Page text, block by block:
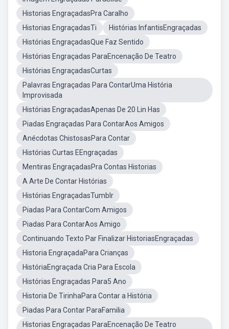
Historias EngraçadasPra Caralho
Historias EngraçadasTi
Histórias InfantisEngraçadas
Histórias EngraçadasQue Faz Sentido
Histórias Engraçadas ParaEncenação De Teatro
Histórias EngraçadasCurtas
Palavras Engraçadas Para ContarUma História
Improvisada
Histórias EngraçadasApenas De 20 Lin Has
Piadas Engraçadas Para ContarAos Amigos
Anécdotas ChistosasPara Contar
Histórias Curtas EEngraçadas
Mentiras EngraçadasPra Contas Historias
A Arte De Contar Histórias
Histórias EngraçadasTumblr
Piadas Para ContarCom Amigos
Piadas Para ContarAos Amigo
Continuando Texto Par Finalizar HistoriasEngraçadas
Historia EngraçadaPara Crianças
HistóriaEngraçada Cria Para Escola
Histórias Engraçadas Para5 Ano
Historia De TirinhaPara Contar a História
Piadas Para Contar ParaFamilia
Historias Engraçadas ParaEncenação De Teatro